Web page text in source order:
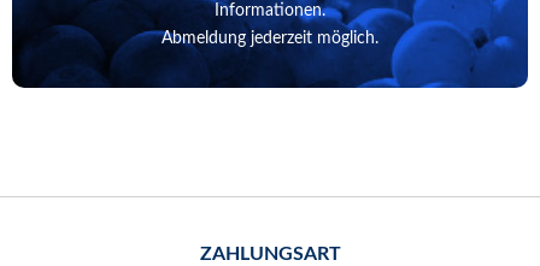
Informationen.
Abmeldung jederzeit möglich.
ZAHLUNGSART